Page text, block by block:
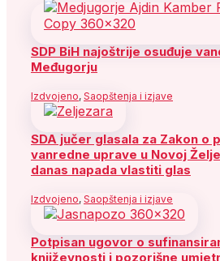
SDP BiH najoštrije osuđuje
Međugorju
Izdvojeno, Saopštenja i izjave
SDA jučer glasala za Zakon o
vanredne uprave u Novoj
danas napada vlastiti glas
Izdvojeno, Saopštenja i izjave
Potpisan ugovor o
književnosti i pozorišne